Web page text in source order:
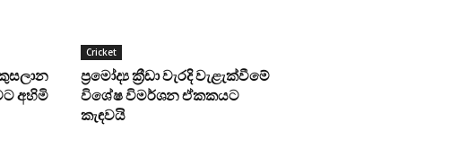
අහිමි
Cricket
ප්‍රමෝද්‍ය ක්‍රීඩා වැරදි වැළැක්වීමේ
විශේෂ විමර්ශන ඒකකයට
කැඳවයි